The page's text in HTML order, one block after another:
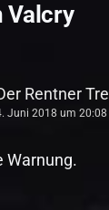
Valcry
Rentner
Juni 2018 um 20:08
Warnung.